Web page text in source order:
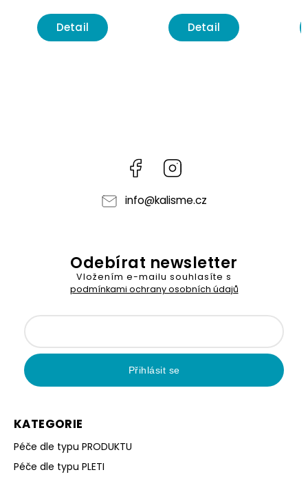
Detail Detail
Facebook
info@kalisme.cz
KATEGORIE
Péče dle typu PRODUKTU
Péče dle typu PLETI
Odebírat newsletter
Vložením e-mailu souhlasíte s
podmínkami ochrany osobních údajů
Přihlásit se